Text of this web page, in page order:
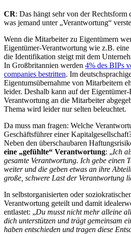
CR: Das hängt sehr von der Rechtsform
was jemand unter „Verantwortung“
Wenn die Mitarbeiter zu Eigentümern
Eigentümer-Verantwortung wie z.B.
die Identifikation steigt mit dem
In Großbritannien werden 4% des BIPs
companies bestritten. Im
Eigentumsübernahme von Mitarbeitern
leider. Deshalb kann auf der Eigentümer-
Verantwortung an die Mitarbeiter
Thema wird leider nur selten beleuchtet.
Da muss man fragen: Welche
Geschäftsführer einer
Neben den überschaubaren
eine „gefühlte“ Verantwortung: „Ich
gesamte Verantwortung. Ich gebe einen
weiter und die geben etwas an ihre
große, schwere Last der Verantwortung
In selbstorganisierten oder
Verantwortung geteilt und damit
entlastet: „Du musst nicht mehr alleine
dich unterstützen und trägt gemeinsam
haben entschieden und tragen diese